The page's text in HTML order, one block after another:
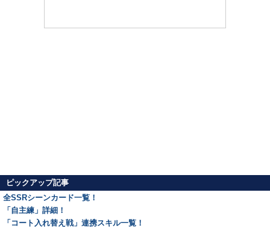
ピックアップ記事
全SSRシーンカード一覧！
「自主練」詳細！
「コート入れ替え戦」連携スキル一覧！